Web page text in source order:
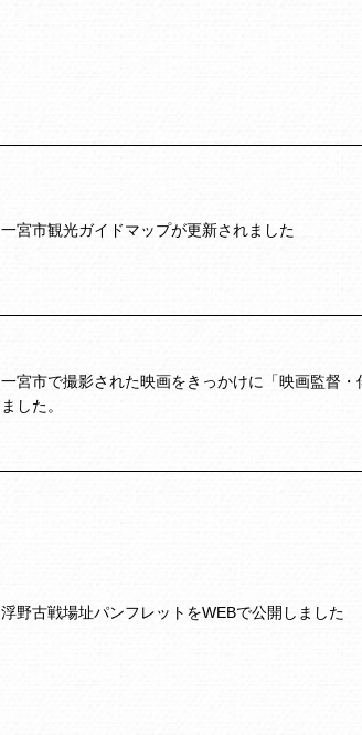
一宮市観光ガイドマップが更新されました
一宮市で撮影された映画をきっかけに「映画監督
ました。
浮野古戦場址パンフレットをWEBで公開しました